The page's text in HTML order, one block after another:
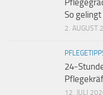
So
2. AUGUST
24-
12. JULI